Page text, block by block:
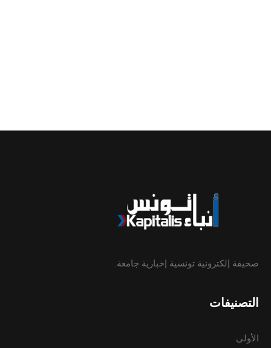
صحيفة إلكترونية تونسية إخبارية جامعة.
التصنيفات
الأولى